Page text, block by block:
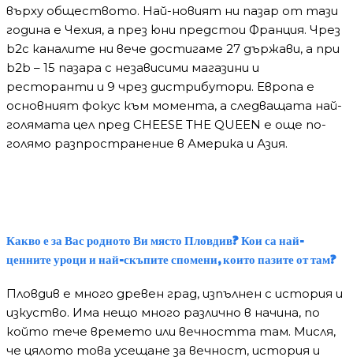
върху обществото. Най-новият ни пазар от тази
година е Чехия, а през юни предстои Франция. Чрез
b2c каналите ни вече достигаме 27 държави, а при
b2b – 15 пазара с независими магазини и
ресторанти и 9 чрез дистрибутори. Европа е
основният фокус към момента, а следващата най-
голямата цел пред CHEESE THE QUEEN е още по-
голямо разпространение в Америка и Азия.
Какво е за Вас родното Ви място Пловдив? Кои са най-
ценните уроци и най-скъпите спомени, които пазите от там?
Пловдив е много древен град, изпълнен с история и
изкуство. Има нещо много различно в начина, по
който тече времето или вечността там. Мисля,
че цялото това усещане за вечност, история и